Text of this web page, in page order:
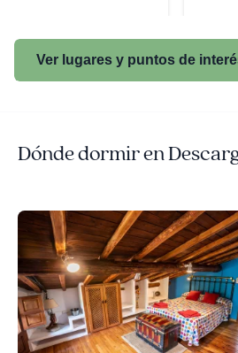
Ver lugares y puntos de
Dónde dormir en